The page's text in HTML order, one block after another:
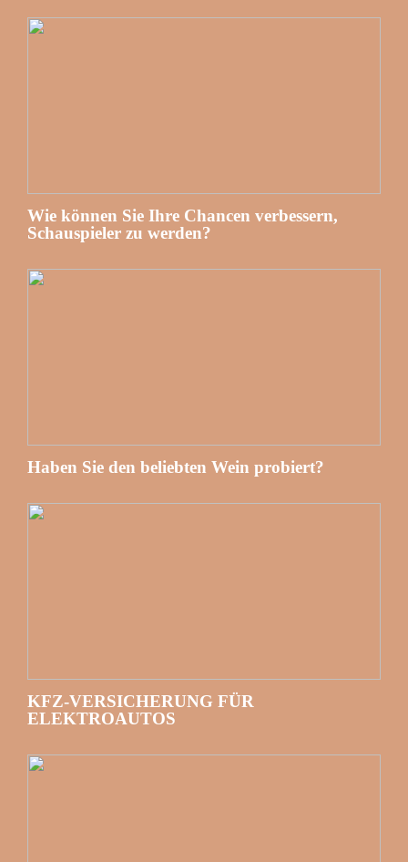
Wie können Sie Ihre Chancen verbessern,
Schauspieler zu werden?
Haben Sie den beliebten Wein probiert?
KFZ-VERSICHERUNG FÜR
ELEKTROAUTOS